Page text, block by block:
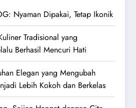
Nyaman Dipakai, Tetap Ikonik
Tradisional yang
Berhasil Mencuri Hati
Elegan yang Mengubah
Lebih Kokoh dan Berkelas